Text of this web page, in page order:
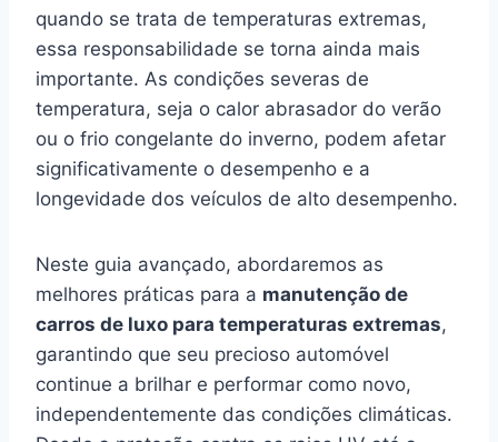
quando se trata de temperaturas extremas,
essa responsabilidade se torna ainda mais
importante. As condições severas de
temperatura, seja o calor abrasador do verão
ou o frio congelante do inverno, podem afetar
significativamente o desempenho e a
longevidade dos veículos de alto desempenho.
Neste guia avançado, abordaremos as
melhores práticas para a manutenção de
carros de luxo para temperaturas extremas,
garantindo que seu precioso automóvel
continue a brilhar e performar como novo,
independentemente das condições climáticas.